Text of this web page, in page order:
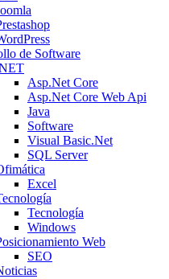
de Software
Asp.Net Core
Asp.Net Core Web Api
Java
Software
Visual Basic.Net
SQL Server
Excel
Tecnología
Windows
Web
SEO